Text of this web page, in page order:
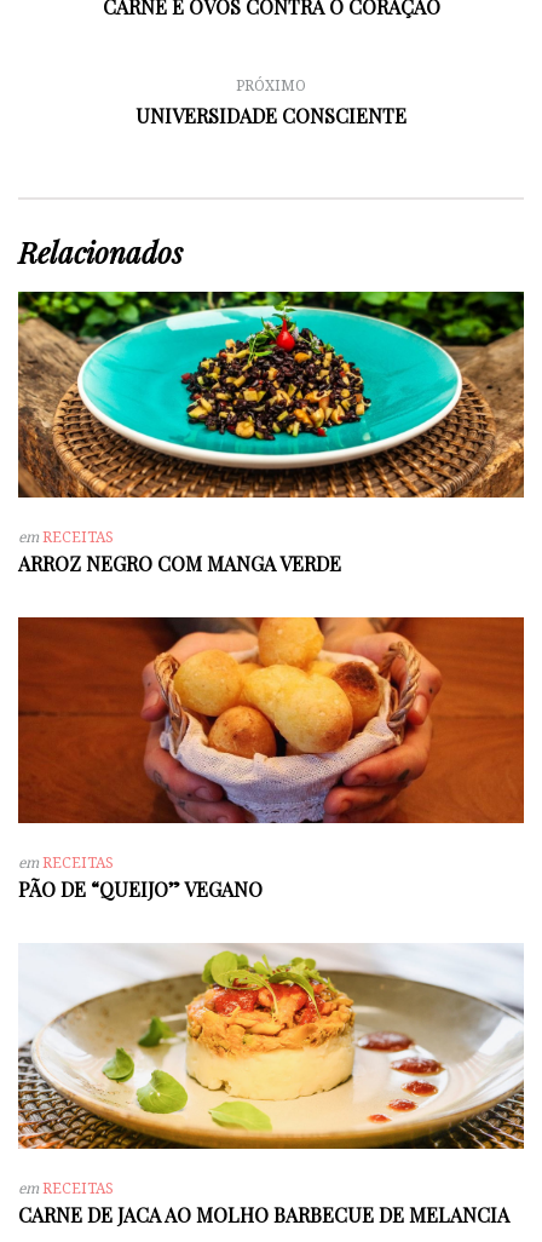
CARNE E OVOS CONTRA O CORAÇÃO
PRÓXIMO
UNIVERSIDADE CONSCIENTE
Relacionados
emRECEITAS
ARROZ NEGRO COM MANGA VERDE
emRECEITAS
PÃO DE “QUEIJO” VEGANO
emRECEITAS
CARNE DE JACA AO MOLHO BARBECUE DE MELANCIA